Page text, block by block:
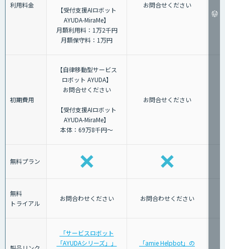
利用料金
【受付支援AIロボット
AYUDA-MiraMe】
月額利用料：1万2千円
月額保守料：1万円
お問合せください
初期費用
【自律移動型サービス
ロボット AYUDA】
お問合せください
【受付支援AIロボット
AYUDA-MiraMe】
本体：69万8千円～
お問合せください
無料プラン
無料
トライアル
お問合わせください お問合わせください
「サービスロボット
「AYUDAシリーズ」」
「amie Helpbot」の